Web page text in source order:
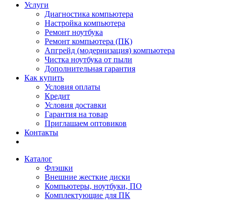
Услуги
Диагностика компьютера
Настройка компьютера
Ремонт ноутбука
Ремонт компьютера (ПК)
Апгрейд (модернизация) компьютера
Чистка ноутбука от пыли
Дополнительная гарантия
Как купить
Условия оплаты
Кредит
Условия доставки
Гарантия на товар
Приглашаем оптовиков
Контакты
Каталог
Флэшки
Внешние жесткие диски
Компьютеры, ноутбуки, ПО
Комплектующие для ПК